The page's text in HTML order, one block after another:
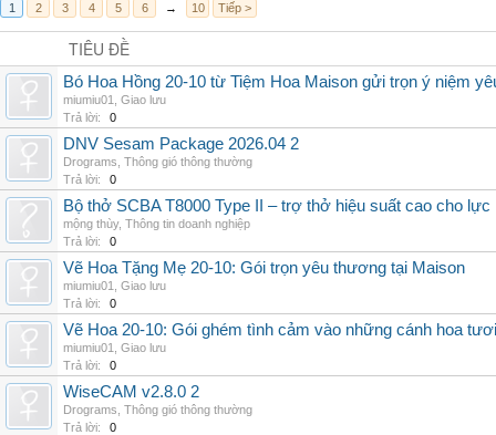
1 2 3 4 5 6 → 10 Tiếp >
TIÊU ĐỀ
Bó Hoa Hồng 20-10 từ Tiệm Hoa Maison gửi trọn ý niệm
miumiu01
Giao lưu
Trả lời:
0
DNV Sesam Package 2026.04 2
Drograms Thông gió thông thường
Trả lời:
0
Bộ thở SCBA T8000 Type II – trợ thở hiệu suất cao cho
mộng thùy, Thông tin doanh nghiệp
Trả lời:
0
Vẽ Hoa Tặng Mẹ 20-10: Gói trọn yêu thương tại Maison
miumiu01
Giao lưu
Trả lời:
0
Vẽ Hoa 20-10: Gói ghém tình cảm vào những cánh hoa tươi
miumiu01
Giao lưu
Trả lời:
0
WiseCAM v2.8.0 2
Drograms Thông gió thông thường
Trả lời:
0